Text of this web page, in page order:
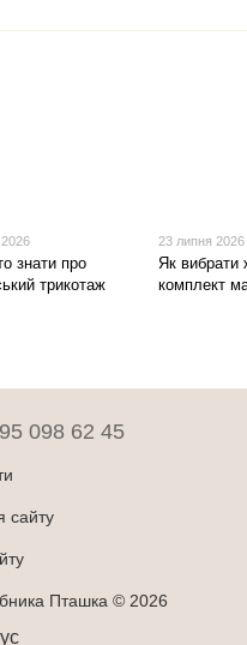
знати про
трикотаж
23 липня 2026
Як вибрати
комплект
098 62 45
сайту
Пташка © 2026